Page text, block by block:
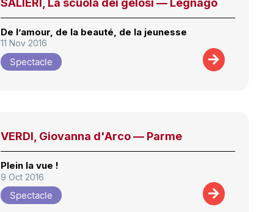
De l’amour, de la beauté, de la jeunesse
11 Nov 2016
Spectacle
VERDI, Giovanna d'Arco — Parme
Plein la vue !
9 Oct 2016
Spectacle